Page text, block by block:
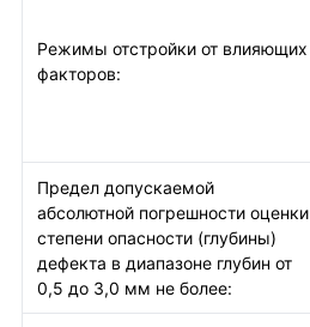
Режимы отстройки от влияющих
факторов:
Предел допускаемой
абсолютной погрешности оценки
степени опасности (глубины)
дефекта в диапазоне глубин от
0,5 до 3,0 мм не более: